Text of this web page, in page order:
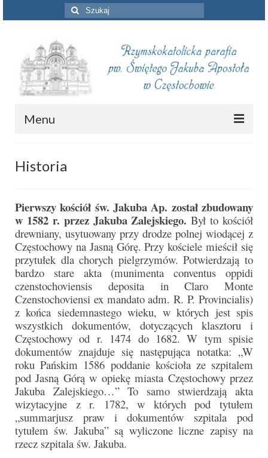
Szuklaj
w:
Menu
Piszą o nas
Remont kościoła
Parafia
Historia
Duszpasterze
Nasz patron
Kościół Rektoracki
Vademecum
Wspólnoty parafialne
Katecheza parafialna
Historia
Pierwszy kościół św. Jakuba Ap. został zbudowany
w 1582 r. przez Jakuba Zalejskiego.Był to kościół
drewniany, usytuowany przy drodze polnej wiodącej z
Częstochowy na Jasną Górę. Przy kościele mieścił się
przytułek dla chorych pielgrzymów. Potwierdzają to
bardzo stare akta (munimenta conventus oppidi
czenstochoviensis deposita in Claro Monte
Czenstochoviensi ex mandato adm. R. P. Provincialis)
z końca siedemnastego wieku, w których jest spis
wszystkich dokumentów, dotyczących klasztoru i
Częstochowy od r. 1474 do 1682. W tym spisie
dokumentów znajduje się następująca notatka: „W
roku Pańskim 1586 poddanie kościoła ze szpitalem
pod Jasną Górą w opiekę miasta Częstochowy przez
Jakuba Zalejskiego…” To samo stwierdzają akta
wizytacyjne z r. 1782, w których pod tytułem
„summarjusz praw i dokumentów szpitala pod
tytułem św. Jakuba” są wyliczone liczne zapisy na
rzecz szpitala św. Jakuba.